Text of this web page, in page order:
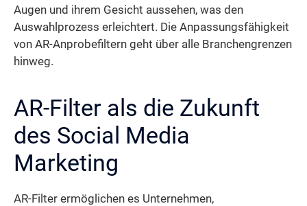
Augen und ihrem Gesicht aussehen, was den
Auswahlprozess erleichtert. Die Anpassungsfähigkeit
von AR-Anprobefiltern geht über alle Branchengrenzen
hinweg.
AR-Filter als die Zukunft
des Social Media
Marketing
AR-Filter ermöglichen es Unternehmen,